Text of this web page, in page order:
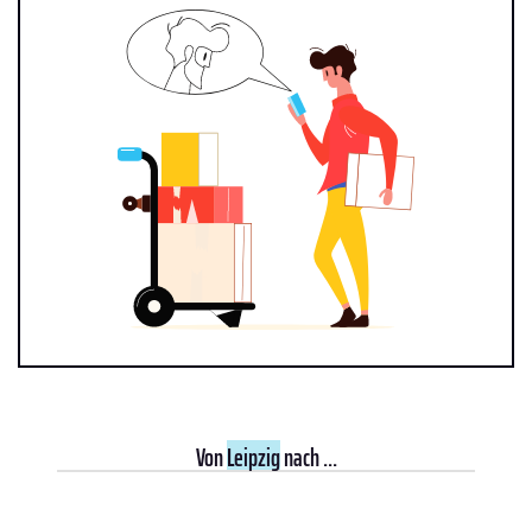
VonLeipzignach ...